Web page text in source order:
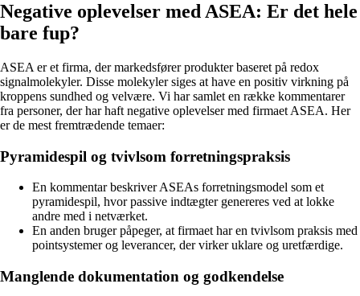
Negative oplevelser med ASEA: Er det hele
bare fup?
ASEA er et firma, der markedsfører produkter baseret på redox
signalmolekyler. Disse molekyler siges at have en positiv virkning på
kroppens sundhed og velvære. Vi har samlet en række kommentarer
fra personer, der har haft negative oplevelser med firmaet ASEA. Her
er de mest fremtrædende temaer:
Pyramidespil og tvivlsom forretningspraksis
En kommentar beskriver ASEAs forretningsmodel som et
pyramidespil, hvor passive indtægter genereres ved at lokke
andre med i netværket.
En anden bruger påpeger, at firmaet har en tvivlsom praksis med
pointsystemer og leverancer, der virker uklare og uretfærdige.
Manglende dokumentation og godkendelse